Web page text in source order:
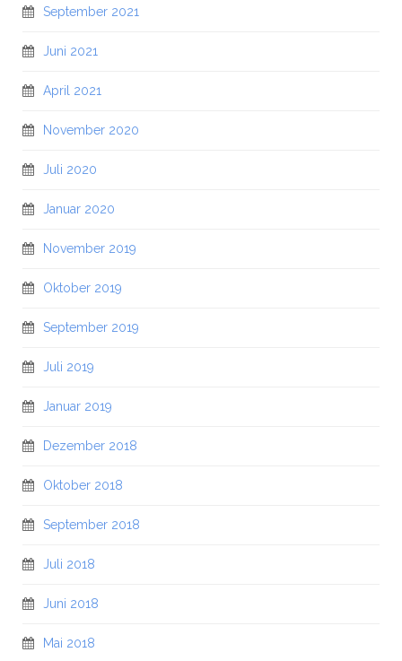
September 2021
Juni 2021
April 2021
November 2020
Juli 2020
Januar 2020
November 2019
Oktober 2019
September 2019
Juli 2019
Januar 2019
Dezember 2018
Oktober 2018
September 2018
Juli 2018
Juni 2018
Mai 2018